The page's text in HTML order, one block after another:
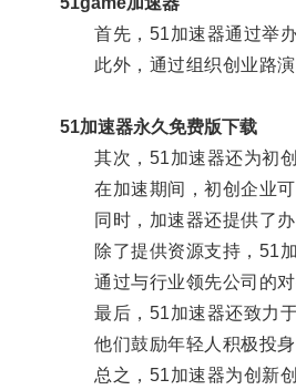
首先，51加速器通过举办
此外，通过组织创业路演
51加速器永久免费版下载
其次，51加速器还为初创
在加速期间，初创企业可
同时，加速器还提供了办
除了提供资源支持，51加
通过与行业领先公司的对
最后，51加速器还致力于
他们鼓励年轻人积极投身
总之，51加速器为创新创